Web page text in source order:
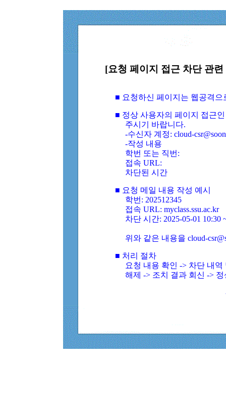
[요청 페이지 접근 차단 관
■ 요청하신 페이지는 웹공격
■ 정상 사용자의 페이지 접근
주시기 바랍니다.
-수신자 계정: cloud-
-작성 내용
학번 또는 직번:
접속 URL:
차단된 시간
■ 요청 메일 내용 작성 예시
학번: 202512345
접속 URL: myclass.ssu.ac.kr
차단 시간: 2025-05-01 10:30
위와 같은 내용을 cloud-
■ 처리 절차
요청 내용 확인 -> 차단 내
해제 -> 조치 결과 회신 ->